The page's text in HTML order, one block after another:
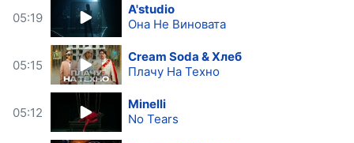
05:19
A'studio
Она Не Виновата
05:15
Cream Soda & Хлеб
Плачу На Техно
05:12
Minelli
No Tears